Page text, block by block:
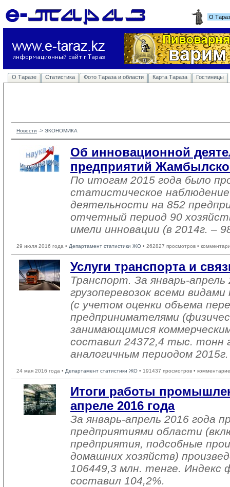
О
О Таразе Статистика Фото Тараза и области Карта Тараза Гостиницы
Новости -> ЭКОНОМИКА
Об инновационной
предприятий
По итогам 2015 года было
статистическое
деятельности на 852
отчетный период 90
имели инновации (в 2014г. –
29 июля 2016 года • Департамент статистики ЖО • 262827 просмотров •
Услуги транспорта и
Транспорт. За январь-апрель
грузоперевозок всеми
(с учетом оценки объема
предпринимателями
занимающимися
составил 24372,4 тыс. тонн
аналогичным периодом
24 мая 2016 года • Департамент статистики ЖО • 191437 просмотров •
Итоги работы
апреле 2016 года
За январь-апрель 2016 года
предприятиями области
предприятия, подсобные
домашних хозяйств)
106449,3 млн. тенге. Индекс
составил 104,2%.